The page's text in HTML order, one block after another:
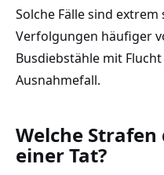
Solche Fälle sind
Verfolgungen häufiger
Busdiebstähle mit
Ausnahmefall.
Welche
einer Tat?